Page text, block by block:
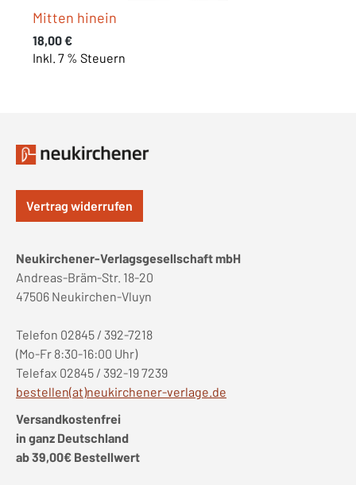
Mitten hinein
Regulärer Preis:
18,00 €
Inkl. 7 % Steuern
Vertrag widerrufen
Neukirchener-Verlagsgesellschaft mbH
Andreas-Bräm-Str. 18-20
47506 Neukirchen-Vluyn
Telefon 02845 / 392-7218
(Mo-Fr 8:30-16:00 Uhr)
Telefax 02845 / 392-19 7239
bestellen(at)neukirchener-verlage.de
Versandkostenfrei
in ganz Deutschland
ab 39,00€ Bestellwert